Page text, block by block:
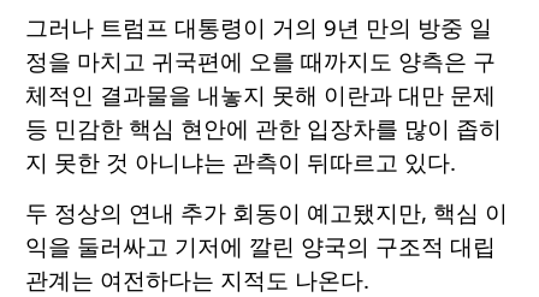
그러나 트럼프 대통령이 거의 9년 만의 방중 일
정을 마치고 귀국편에 오를 때까지도 양측은 구
체적인 결과물을 내놓지 못해 이란과 대만 문제
등 민감한 핵심 현안에 관한 입장차를 많이 좁히
지 못한 것 아니냐는 관측이 뒤따르고 있다.
두 정상의 연내 추가 회동이 예고됐지만, 핵심 이
익을 둘러싸고 기저에 깔린 양국의 구조적 대립
관계는 여전하다는 지적도 나온다.